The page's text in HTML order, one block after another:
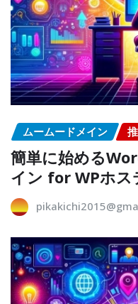
ムームードメイン
簡単に始める
イン for WPホス